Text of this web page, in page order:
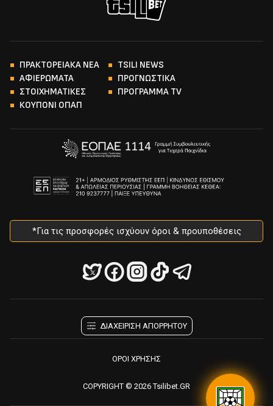
ΠΡΑΚΤΟΡΕΙΑΚΑ ΝΕΑ
TSILI NEWS
ΑΦΙΕΡΩΜΑΤΑ
ΠΡΟΓΝΩΣΤΙΚΑ
ΣΤΟΙΧΗΜΑΤΙΚΕΣ
ΠΡΟΓΡΑΜΜΑ TV
ΚΟΥΠΟΝΙ ΟΠΑΠ
*Για τις προσφορές ισχύουν όροι & προυποθέσεις
ΔΙΑΧΕΙΡΙΣΗ ΑΠΟΡΡΗΤΟΥ
ΟΡΟΙ ΧΡΗΣΗΣ
COPYRIGHT © 2026 Tsilibet.GR